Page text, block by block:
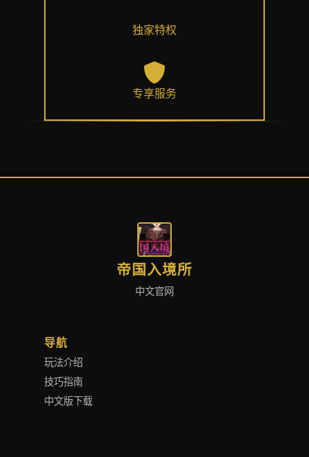
独家特权
专享服务
帝国入境所
中文官网
导航
玩法介绍
技巧指南
中文版下载